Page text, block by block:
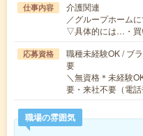
仕事内容
介護関連
／グループホーム
▽具体的には…・買
応募資格
職種未経験OK / ブ
要
＼無資格＊未経験
要・来社不要（電
職場の雰囲気